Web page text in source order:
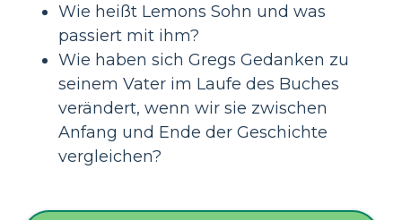
Wie heißt Lemons Sohn und was
passiert mit ihm?
Wie haben sich Gregs Gedanken zu
seinem Vater im Laufe des Buches
verändert, wenn wir sie zwischen
Anfang und Ende der Geschichte
vergleichen?